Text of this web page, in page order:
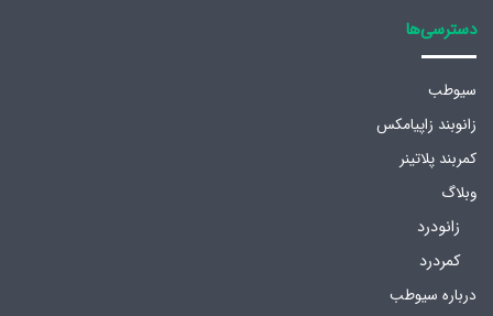
دسترسی‌ها
سیوطب
زانوبند زاپیامکس
کمربند پلاتینر
وبلاگ
زانودرد
کمردرد
درباره سیوطب